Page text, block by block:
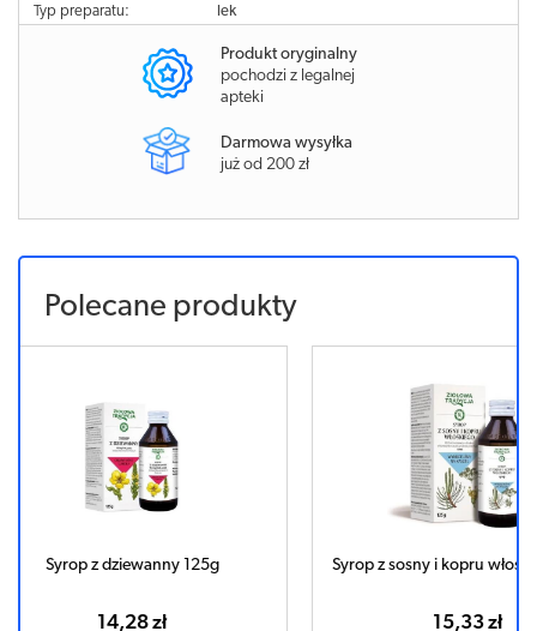
Typ preparatu:
lek
Produkt oryginalny
pochodzi z legalnej
apteki
Darmowa wysyłka
już od 200 zł
Polecane produkty
Syrop z sosny i kopru włoskiego 125 g SYROP